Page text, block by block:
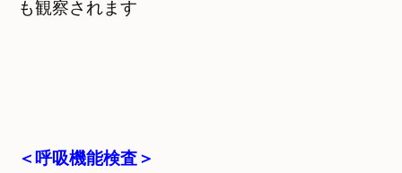
も観察されます
＜呼吸機能検査＞